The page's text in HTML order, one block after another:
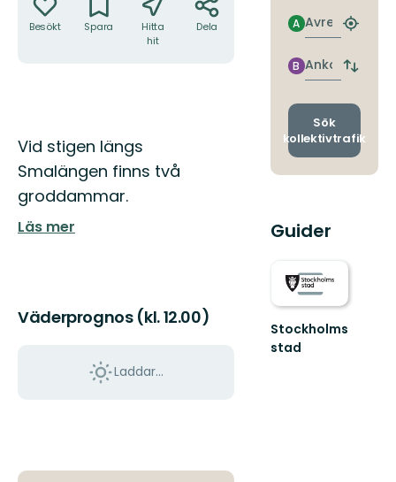
Besökt Spara
Hitta
hit
Dela
Beskrivning
Vid stigen längs
Smalängen finns två
groddammar.
Läs mer
Väderprognos (kl. 12.00)
Laddar...
Avresa
A
Hitta
Ankomst
B
Byt
och
Sök
kollektivtrafik
Guider
Stockholms
stad